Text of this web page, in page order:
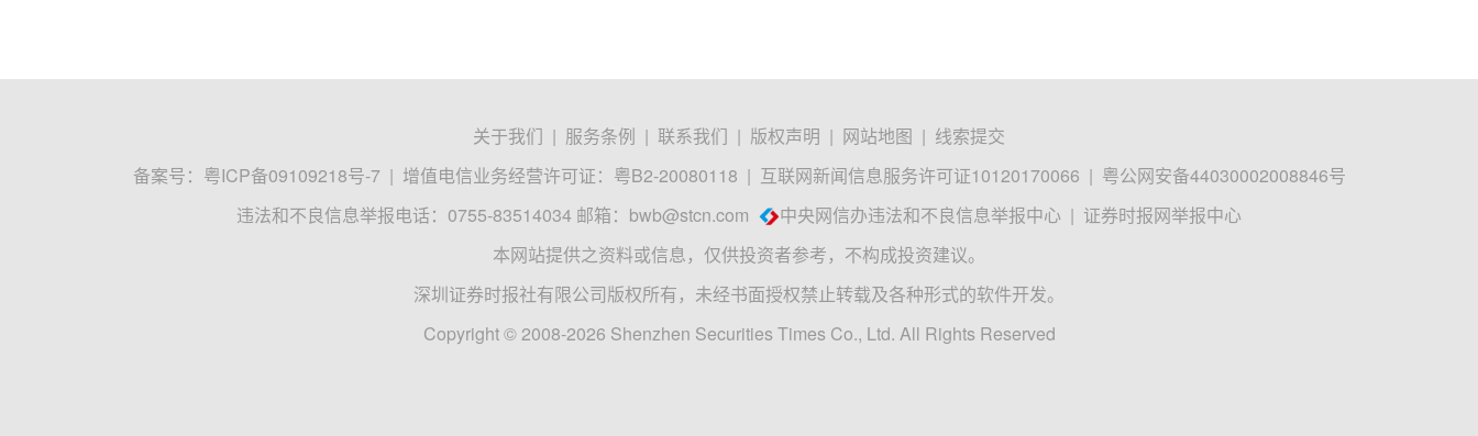
关于我们 | 服务条例 | 联系我们 | 版权声明 | 网站地图 | 线索提交
备案号： 粤ICP备09109218号-7 | 增值电信业务经营许可证：粤B2-20080118 | 互联网新闻信息服务许可证10120170066 | 粤公网安备44030002008846号
违法和不良信息举报电话：0755-83514034 邮箱： bwb@stcn.com 中央网信办违法和不良信息举报中心 | 证券时报网举报中心
本网站提供之资料或信息，仅供投资者参考，不构成投资建议。
深圳证券时报社有限公司版权所有，未经书面授权禁止转载及各种形式的软件开发。
Copyright © 2008-2026 Shenzhen Securities Times Co., Ltd. All Rights Reserved